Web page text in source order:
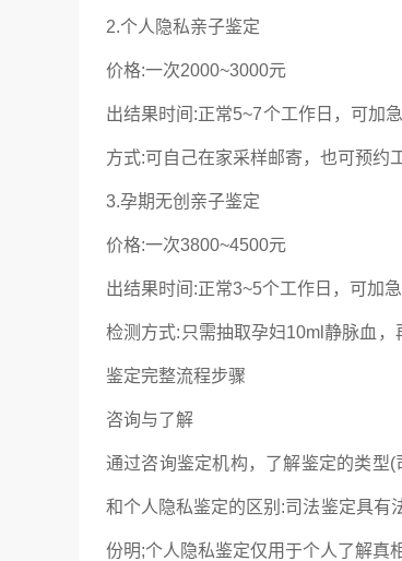
2.个人隐私亲子鉴定
价格:一次2000~3000元
出结果时间:正常5~7个工作日，可加
方式:可自己在家采样邮寄，也可预约
3.孕期无创亲子鉴定
价格:一次3800~4500元
出结果时间:正常3~5个工作日，可加
检测方式:只需抽取孕妇10ml静脉血
鉴定完整流程步骤
咨询与了解
通过咨询鉴定机构，了解鉴定的类型
和个人隐私鉴定的区别:司法鉴定具有
份明;个人隐私鉴定仅用于个人了解真